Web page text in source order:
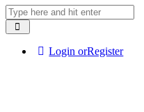
Login orRegister